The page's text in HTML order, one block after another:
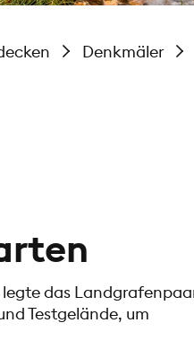
Denkmäler
das
Testgelände, um